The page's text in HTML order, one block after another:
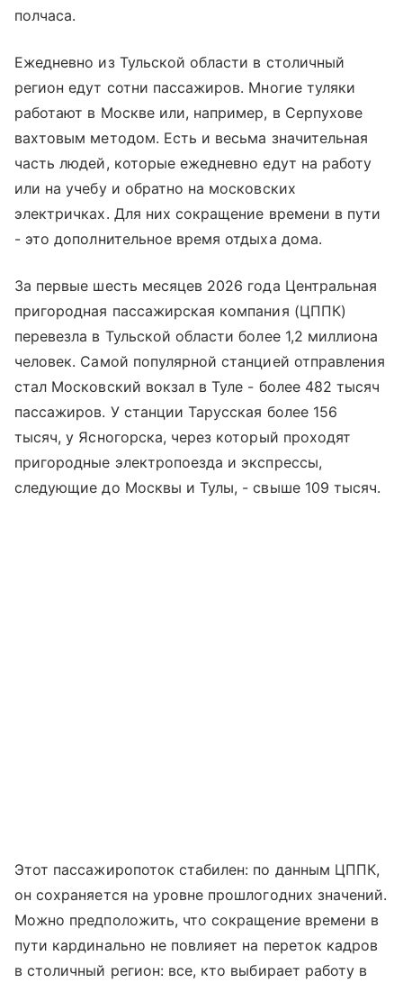
полчаса.
Ежедневно из Тульской области в столичный
регион едут сотни пассажиров. Многие туляки
работают в Москве или, например, в Серпухове
вахтовым методом. Есть и весьма значительная
часть людей, которые ежедневно едут на работу
или на учебу и обратно на московских
электричках. Для них сокращение времени в пути
- это дополнительное время отдыха дома.
За первые шесть месяцев 2026 года Центральная
пригородная пассажирская компания (ЦППК)
перевезла в Тульской области более 1,2 миллиона
человек. Самой популярной станцией отправления
стал Московский вокзал в Туле - более 482 тысяч
пассажиров. У станции Тарусская более 156
тысяч, у Ясногорска, через который проходят
пригородные электропоезда и экспрессы,
следующие до Москвы и Тулы, - свыше 109 тысяч.
Этот пассажиропоток стабилен: по данным ЦППК,
он сохраняется на уровне прошлогодних значений.
Можно предположить, что сокращение времени в
пути кардинально не повлияет на переток кадров
в столичный регион: все, кто выбирает работу в